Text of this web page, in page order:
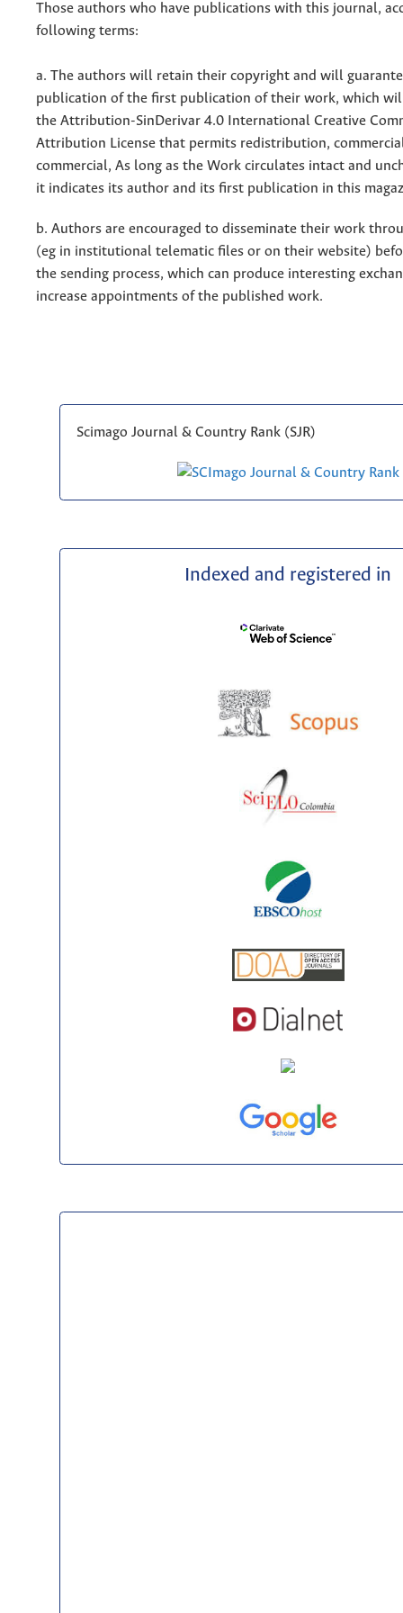
Those authors who have publications with this journal,
following terms:
a. The authors will retain their copyright and will
publication of the first publication of their work, which
the Attribution-SinDerivar 4.0 International Creative
Attribution License that permits redistribution,
commercial, As long as the Work circulates intact and
it indicates its author and its first publication in this
b. Authors are encouraged to disseminate their work
(eg in institutional telematic files or on their website)
the sending process, which can produce interesting
increase appointments of the published work.
Scimago Journal & Country Rank (SJR)
Indexed and registered in